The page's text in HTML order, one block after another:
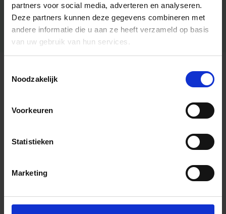
partners voor social media, adverteren en analyseren.
Deze partners kunnen deze gegevens combineren met
andere informatie die u aan ze heeft verzameld op basis
van uw gebruik van hun services.
Noodzakelijk
Voorkeuren
Statistieken
Marketing
Algemene informatie
Foto’s ({{photos.length}})